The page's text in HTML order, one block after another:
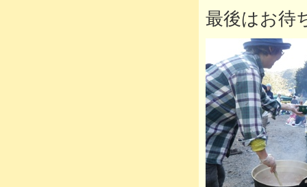
最後はお待